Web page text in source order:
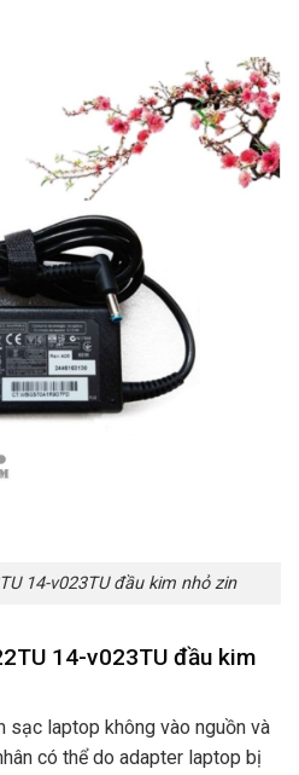
14-v023TU đầu kim nhỏ zin
14-v023TU đầu kim
sạc laptop không vào nguồn và
có thể do adapter laptop bị